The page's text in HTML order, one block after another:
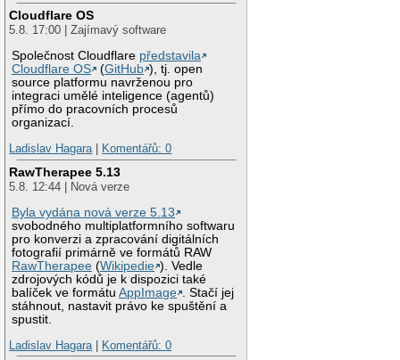
Cloudflare OS
5.8. 17:00 | Zajímavý software
Společnost Cloudflare představila
Cloudflare OS
(GitHub ), tj. open
source platformu navrženou pro
integraci umělé inteligence (agentů)
přímo do pracovních procesů
organizací.
Ladislav Hagara| Komentářů: 0
RawTherapee 5.13
5.8. 12:44 | Nová verze
Byla vydána nová verze 5.13
svobodného multiplatformního softwaru
pro konverzi a zpracování digitálních
fotografií primárně ve formátů RAW
RawTherapee (Wikipedie ). Vedle
zdrojových kódů je k dispozici také
balíček ve formátuAppImage
. Stačí jej
stáhnout, nastavit právo ke spuštění a
spustit.
Ladislav Hagara| Komentářů: 0